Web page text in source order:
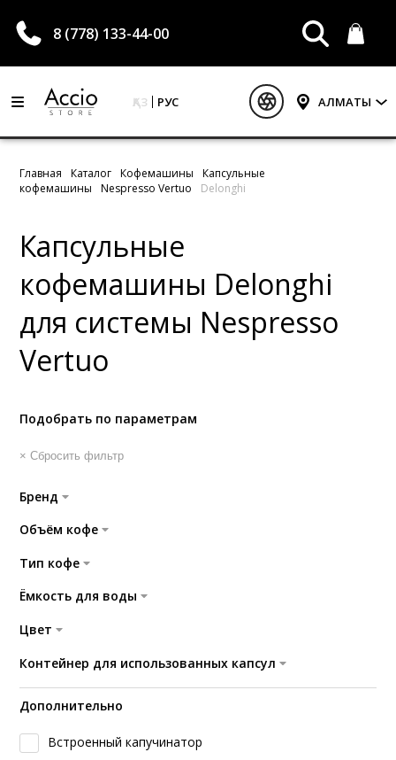
8 (778) 133-44-00
ҚАЗ РУС АЛМАТЫ
Главная Каталог Кофемашины
Капсульные
кофемашины
Nespresso Vertuo Delonghi
Капсульные
кофемашины Delonghi
для системы Nespresso
Vertuo
Подобрать по параметрам
× Сбросить фильтр
Бренд
Объём кофе
Тип кофе
Ёмкость для воды
Цвет
Контейнер для использованных капсул
Дополнительно
Встроенный капучинатор